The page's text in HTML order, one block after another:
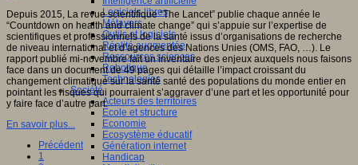
Logiciels libres
Métavers
Outils et logiciels
Réalité augmentée
Ressources sciences
Robotique
Technologies
Société
Acteurs des territoires
Ecole et structure
Economie
Ecosystème éducatif
Génération internet
Handicap
Depuis 2015, La revue scientifique “The Lancet” publie chaque année le
“Countdown on health and climate change” qui s’appuie sur l’expertise de
scientifiques et professionnels de la santé issus d’organisations de recherche
de niveau international et d’agences des Nations Unies (OMS, FAO, …). Le
rapport publié mi-novembre fait un inventaire des enjeux auxquels nous faisons
face dans un document de 49 pages qui détaille l’impact croissant du
changement climatique sur la santé santé des populations du monde entier en
pointant les risques qui pourraient s’aggraver d’une part et les opportunité pour
y faire face d’autre part.
En savoir plus...
Précédent
1